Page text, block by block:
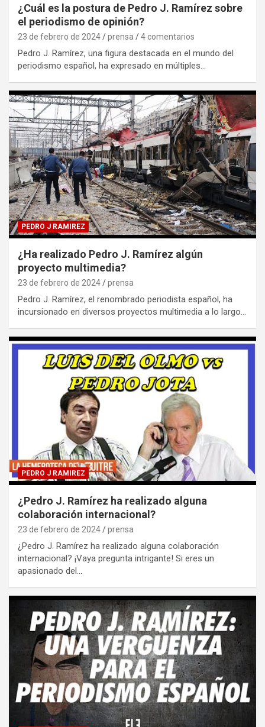
¿Cuál es la postura de Pedro J. Ramírez sobre
el periodismo de opinión?
23 de febrero de 2024 prensa 4 comentarios
Pedro J. Ramírez, una figura destacada en el mundo del
periodismo español, ha expresado en múltiples…
PEDRO J RAMIREZ
¿Ha realizado Pedro J. Ramírez algún
proyecto multimedia?
23 de febrero de 2024 prensa
Pedro J. Ramírez, el renombrado periodista español, ha
incursionado en diversos proyectos multimedia a lo largo…
PEDRO J RAMIREZ
¿Pedro J. Ramírez ha realizado alguna
colaboración internacional?
23 de febrero de 2024 prensa
¿Pedro J. Ramírez ha realizado alguna colaboración
internacional? ¡Vaya pregunta intrigante! Si eres un
apasionado del…